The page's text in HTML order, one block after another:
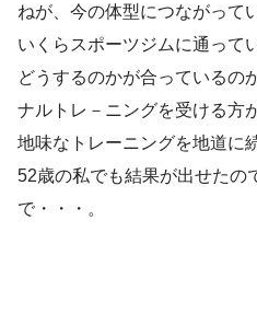
ねが、今の体型につながって
いくらスポーツジムに通って
どうするのかが合っているの
ナルトレ－ニングを受ける方
地味なトレーニングを地道に
52歳の私でも結果が出せたの
で・・・。